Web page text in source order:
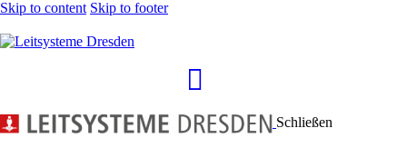
Skip to content Skip to footer
Schließen